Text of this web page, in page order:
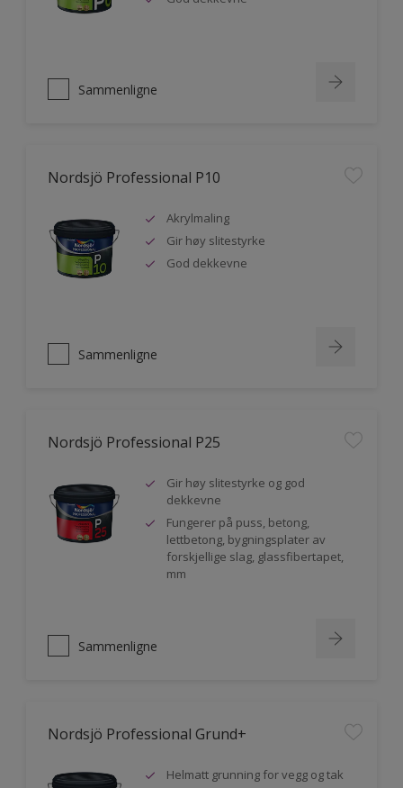
Sammenligne
Nordsjö Professional P10
Akrylmaling
Gir høy slitestyrke
God dekkevne
Sammenligne
Nordsjö Professional P25
Gir høy slitestyrke og god
dekkevne
Fungerer på puss, betong,
lettbetong, bygningsplater av
forskjellige slag, glassfibertapet,
mm
Sammenligne
Nordsjö Professional Grund+
Helmatt grunning for vegg og tak